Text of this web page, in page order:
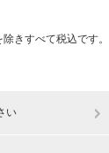
きすべて税込です。
い